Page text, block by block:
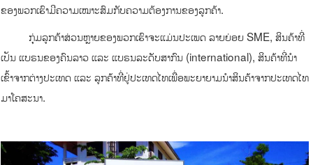
ຂອງພວກເຮົາມີຄວາມເໝາະສົມກັບຄວາມຕ້ອງການຂອງລູກຄ້າ.
ກຸ່ມລູກຄ້າສ່ວນຫຼາຍຂອງພວກເຮົາຈະແມ່ນປະເພດ ລາຍຍ່ອຍ SME, ສິນຄ້າທີ່
ເປັນ ແບຣນຂອງຄົນລາວ ແລະ ແບຣນລະດັບສາກົນ (international),​ ສິນຄ້າທີ່ນໍາ
ເຂົ້າຈາກຕ່າງປະເທດ ແລະ ລູກຄ້າທີ່ຢູ່ປະເທດໄທເພື່ອພະຍາຍາມນໍາສິນຄ້າຈາກປະເທດໄທ
ມາໂຄສະນາ.